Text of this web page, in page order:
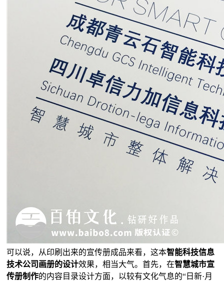
可以说，从印刷出来的宣传册成品来看，这本智能科技信息
技术公司画册的设计效果，相当大气。首先，在智慧城市宣
传册制作的内容目录设计方面，以较有文化气息的“日新·月